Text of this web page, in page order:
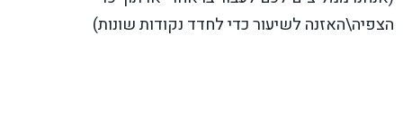
הצפיה\האזנה לשיעור כדי לחדד נקודות שונות)